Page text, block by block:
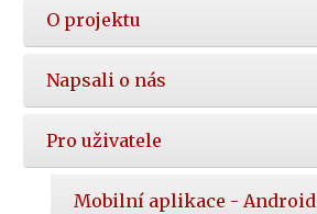
O projektu
Napsali o nás
Pro uživatele
Mobilní aplikace - Android